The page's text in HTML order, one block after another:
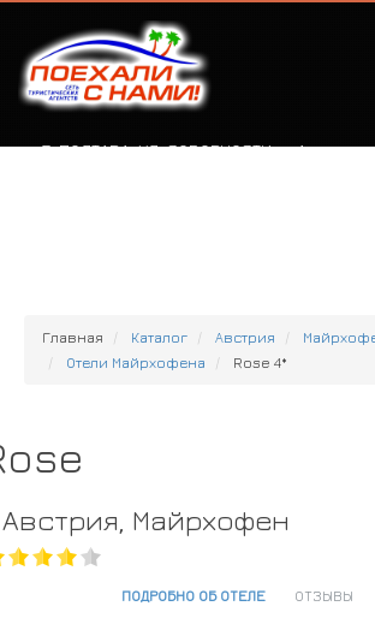
Г. ПОЛТАВА, УЛ. СОБОРНОСТИ, 77А
Главная Каталог Австрия
Отели Майрхофена
Rose 4*
Австрия, Майрхофен
ПОДРОБНО ОБ ОТЕЛЕ ОТЗЫВЫ